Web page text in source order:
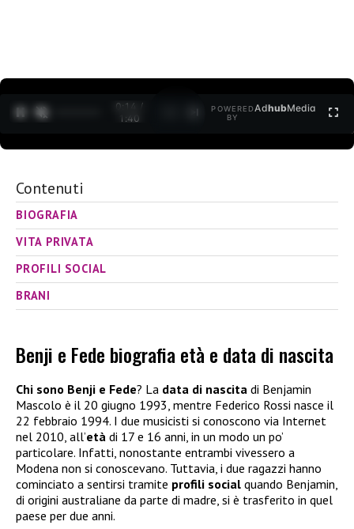
0:15 /
1:40
POWERED
BY
AdhubMedia
Contenuti
BIOGRAFIA
VITA PRIVATA
PROFILI SOCIAL
BRANI
Benji e Fede biografia età e data di nascita
Chi sono Benji e Fede? La data di nascita di Benjamin
Mascolo è il 20 giugno 1993, mentre Federico Rossi nasce il
22 febbraio 1994. I due musicisti si conoscono via Internet
nel 2010, all’età di 17 e 16 anni, in un modo un po’
particolare. Infatti, nonostante entrambi vivessero a
Modena non si conoscevano. Tuttavia, i due ragazzi hanno
cominciato a sentirsi tramite profili social quando Benjamin,
di origini australiane da parte di madre, si è trasferito in quel
paese per due anni.